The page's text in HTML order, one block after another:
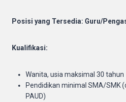
Posisi yang Tersedia: Guru/
Kualifikasi:
Wanita, usia maksimal 30 tahun
Pendidikan minimal SMA/SMK
PAUD)